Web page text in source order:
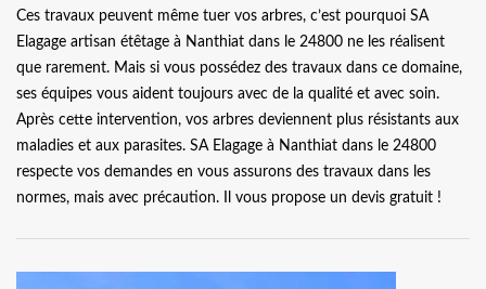
Ces travaux peuvent même tuer vos arbres, c’est pourquoi SA
Elagage artisan étêtage à Nanthiat dans le 24800 ne les réalisent
que rarement. Mais si vous possédez des travaux dans ce domaine,
ses équipes vous aident toujours avec de la qualité et avec soin.
Après cette intervention, vos arbres deviennent plus résistants aux
maladies et aux parasites. SA Elagage à Nanthiat dans le 24800
respecte vos demandes en vous assurons des travaux dans les
normes, mais avec précaution. Il vous propose un devis gratuit !